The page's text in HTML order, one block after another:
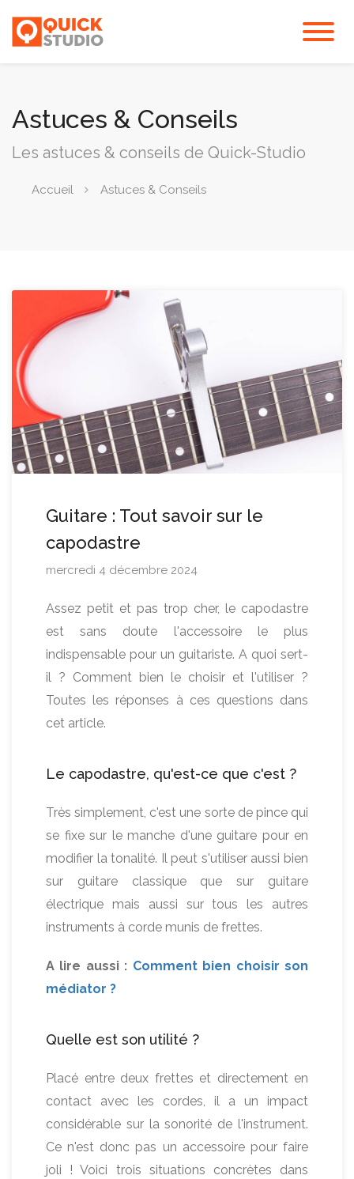
Astuces & Conseils
Les astuces & conseils de Quick-Studio
Accueil Astuces & Conseils
Guitare : Tout savoir sur le
capodastre
mercredi 4 décembre 2024
Assez petit et pas trop cher, le capodastre
est sans doute l'accessoire le plus
indispensable pour un guitariste. A quoi sert-
il ? Comment bien le choisir et l'utiliser ?
Toutes les réponses à ces questions dans
cet article.
Le capodastre, qu'est-ce que c'est ?
Très simplement, c'est une sorte de pince qui
se fixe sur le manche d'une guitare pour en
modifier la tonalité. Il peut s'utiliser aussi bien
sur guitare classique que sur guitare
électrique mais aussi sur tous les autres
instruments à corde munis de frettes.
A lire aussi : Comment bien choisir son
médiator ?
Quelle est son utilité ?
Placé entre deux frettes et directement en
contact avec les cordes, il a un impact
considérable sur la sonorité de l'instrument.
Ce n'est donc pas un accessoire pour faire
joli ! Voici trois situations concrètes dans